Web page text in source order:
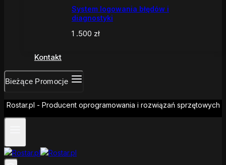
System logowania błędów i
diagnostyki
1 .500 zł
Kontakt
Bieżące Promocje
Rostar.pl - Producent oprogramowania i rozwiązań sprzętowych